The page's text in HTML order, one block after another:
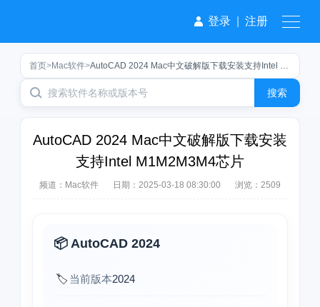
登录 注册
搜索
首页>Mac软件> AutoCAD 2024 Mac中文破解版下载安装支持Intel M1M2M3M4芯片
AutoCAD 2024 Mac中文破解版下载安装
支持Intel M1M2M3M4芯片
频道： Mac软件 日期： 2025-03-18 08:30:00 浏览：2509
📦 AutoCAD 2024
🏷️ 当前版本2024